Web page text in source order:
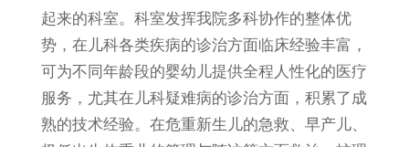
起来的科室。科室发挥我院多科协作的整体优
势，在儿科各类疾病的诊治方面临床经验丰富，
可为不同年龄段的婴幼儿提供全程人性化的医疗
服务，尤其在儿科疑难病的诊治方面，积累了成
熟的技术经验。在危重新生儿的急救、早产儿、